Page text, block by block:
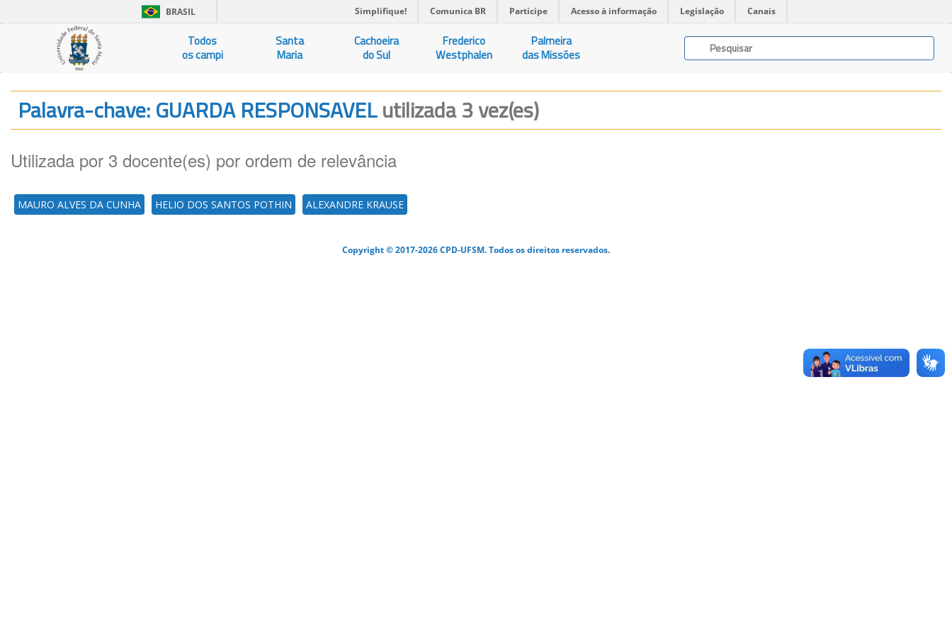
BRASIL Simplifique! Comunica BR Participe Acesso à informação Legislação Canais
Todos
os campi
Santa
Maria
Cachoeira
do Sul
Frederico
Westphalen
Palmeira
das Missões
Palavra-chave: GUARDA RESPONSAVELutilizada 3 vez(es)
Utilizada por 3 docente(es) por ordem de relevância
MAURO ALVES DA CUNHA HELIO DOS SANTOS POTHIN ALEXANDRE KRAUSE
Copyright © 2017-2026 CPD-UFSM. Todos os direitos reservados.